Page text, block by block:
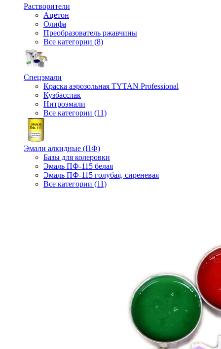
Растворители
Ацетон
Олифа
Преобразователь ржавчины
Все категории (8)
Спецэмали
Краска аэрозольная TYTAN Professional
Кузбасслак
Нитроэмали
Все категории (11)
Эмали алкидные (ПФ)
Базы для колеровки
Эмаль ПФ-115 белая
Эмаль ПФ-115 голубая, сиреневая
Все категории (11)